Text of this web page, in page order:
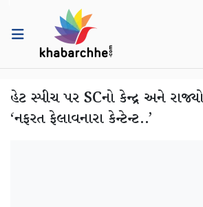
હેટ સ્પીચ પર SCનો કેન્દ્ર અને
‘નફરત ફેલાવનારા કેન્ટેન્ટ..’